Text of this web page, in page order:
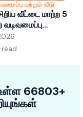
மற்றும் வீடு
வீட்டை மாற்ற 5
66803+